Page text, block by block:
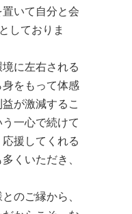
いて自分と会
しておりま
に左右される
をもって体感
が激減するこ
一心で続けて
援してくれる
くいただき、
のご縁から、